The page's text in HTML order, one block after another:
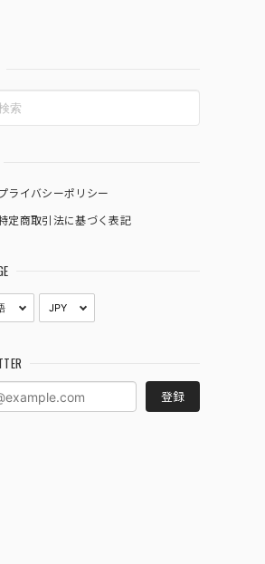
ライバシーポリシー
定商取引法に基づく表記
登録